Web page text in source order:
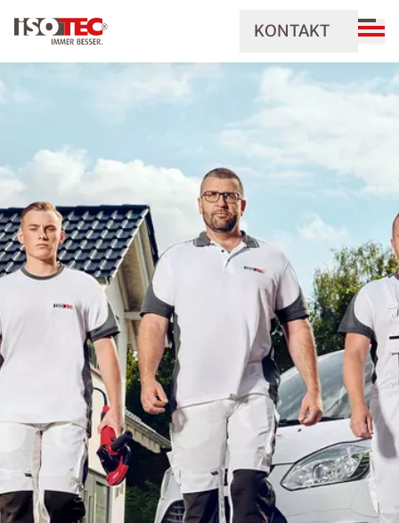
KONTAKT